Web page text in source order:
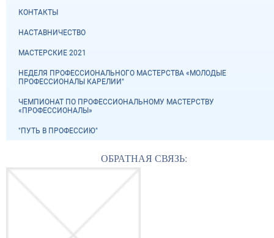
КОНТАКТЫ
НАСТАВНИЧЕСТВО
МАСТЕРСКИЕ 2021
НЕДЕЛЯ ПРОФЕССИОНАЛЬНОГО МАСТЕРСТВА «МОЛОДЫЕ
ПРОФЕССИОНАЛЫ КАРЕЛИИ"
ЧЕМПИОНАТ ПО ПРОФЕССИОНАЛЬНОМУ МАСТЕРСТВУ
«ПРОФЕССИОНАЛЫ»
"ПУТЬ В ПРОФЕССИЮ"
ОБРАТНАЯ СВЯЗЬ: